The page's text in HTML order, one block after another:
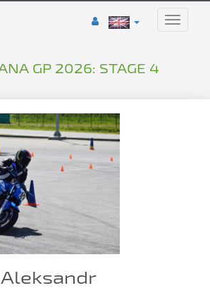
Toggle
GP 2026: STAGE 4